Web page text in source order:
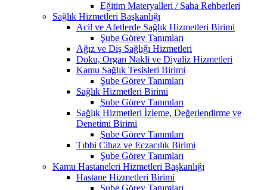
Eğitim Materyalleri / Saha Rehberleri
Sağlık Hizmetleri Başkanlığı
Acil ve Afetlerde Sağlık Hizmetleri Birimi
Şube Görev Tanımları
Ağız ve Diş Sağlığı Hizmetleri
Doku, Organ Nakli ve Diyaliz Hizmetleri
Kamu Sağlık Tesisleri Birimi
Şube Görev Tanımları
Sağlık Hizmetleri Birimi
Şube Görev Tanımları
Sağlık Hizmetleri İzleme, Değerlendirme ve
Denetimi Birimi
Şube Görev Tanımları
Tıbbi Cihaz ve Eczacılık Birimi
Şube Görev Tanımları
Kamu Hastaneleri Hizmetleri Başkanlığı
Hastane Hizmetleri Birimi
Şube Görev Tanımları